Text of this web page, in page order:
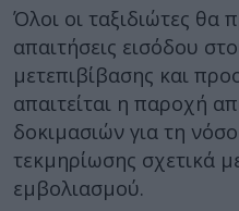
Όλοι οι ταξιδιώτες θα
απαιτήσεις εισόδου
μετεπιβίβασης και
απαιτείται η παροχή
δοκιμασιών για τη
τεκμηρίωσης σχετικά
εμβολιασμού.